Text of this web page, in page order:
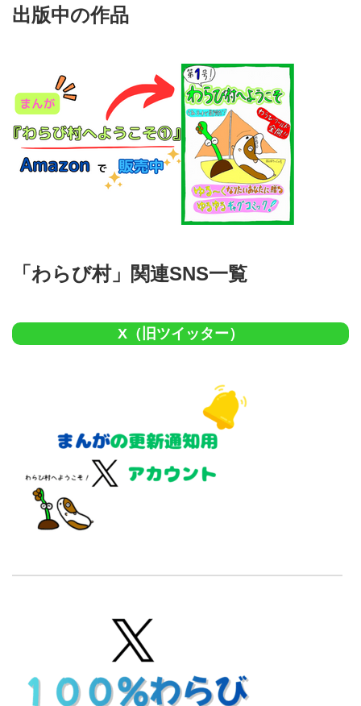
出版中の作品
「わらび村」関連SNS一覧
X（旧ツイッター）